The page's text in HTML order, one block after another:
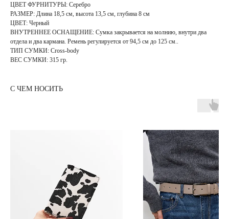
ЦВЕТ ФУРНИТУРЫ: Серебро
РАЗМЕР: Длина 18,5 см, высота 13,5 см, глубина 8 см
ЦВЕТ: Черный
ВНУТРЕННЕЕ ОСНАЩЕНИЕ: Сумка закрывается на молнию, внутри два
отдела и два кармана. Ремень регулируется от 94,5 см до 125 см..
ТИП СУМКИ: Cross-body
ВЕС СУМКИ: 315 гр.
С ЧЕМ НОСИТЬ